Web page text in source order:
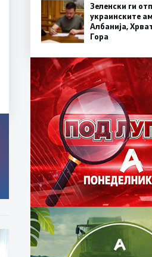
Зеленски ги
украинските
Албанија,
Гора